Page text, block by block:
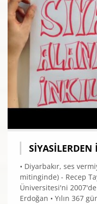
• Diyarbakır, ses
mitinginde) - Recep
Üniversitesi'ni
Erdoğan • Yılın 367